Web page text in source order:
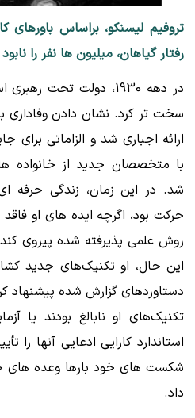
تروفیم لیسنکو، براساس باورهای
رفتار گیاهان، میلیون ها نفر را
در دهه 1930، دولت تحت
سخت تر کرد. نشان دادن وفاداری
ارائه اجباری شد و الزاماتی برای
با متخصصان جدید از خانواده
شد. در این زمان، زندگی حرفه
حرکت بود، اگرچه ایده های او فاقد
روش علمی پذیرفته شده پیروی کند،
این حال، او تکنیک‌های جدید
دستاوردهای گزارش شده پیشنهاد
تکنیک‌های او نابالغ بودند یا
استاندارد کارایی ادعایی آنها را
شکست های خود بارها وعده های
داد.